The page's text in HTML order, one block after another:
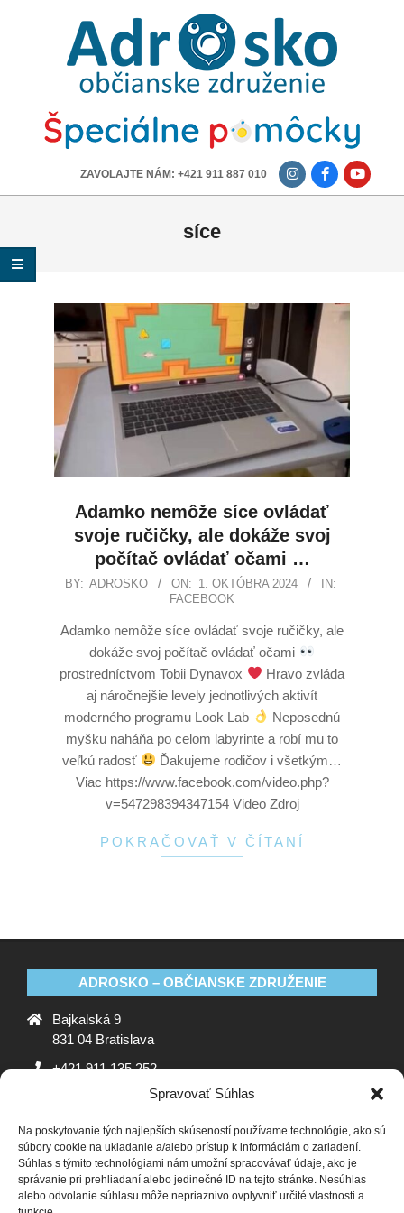
Spravovať Súhlas
Na poskytovanie tých najlepších skúseností používame technológie, ako sú
súbory cookie na ukladanie a/alebo prístup k informáciám o zariadení.
Súhlas s týmito technológiami nám umožní spracovávať údaje, ako je
správanie pri prehliadaní alebo jedinečné ID na tejto stránke. Nesúhlas
alebo odvolanie súhlasu môže nepriaznivo ovplyvniť určité vlastnosti a
ADROSKO
OBČIANSKE
ZDRUŽENIE
ZAVOLAJTE NÁM: +421 911 887 010
síce
Adamko nemôže síce ovládať
svoje ručičky, ale dokáže svoj
počítač ovládať očami …
BY: ADROSKO ON: 1. OKTÓBRA 2024
IN:
FACEBOOK
Adamko nemôže síce ovládať svoje ručičky, ale
dokáže svoj počítač ovládať očami
prostredníctvom Tobii Dynavox
Hravo zvláda
aj náročnejšie levely jednotlivých aktivít
moderného programu Look Lab
Neposednú
myšku naháňa po celom labyrinte a robí mu to
veľkú radosť
Ďakujeme rodičov i všetkým…
Viac https://www.facebook.com/video.php?
v=547298394347154 Video Zdroj
POKRAČOVAŤ V ČÍTANÍ
ADROSKO – OBČIANSKE ZDRUŽENIE
Bajkalská 9
831 04 Bratislava
+421 911 135 252
ADROSKO
Stanovy OZ Ochrana osobných údajov
Zásady
používania súborov cookie (EÚ)
Vyhlásenie o ochrane